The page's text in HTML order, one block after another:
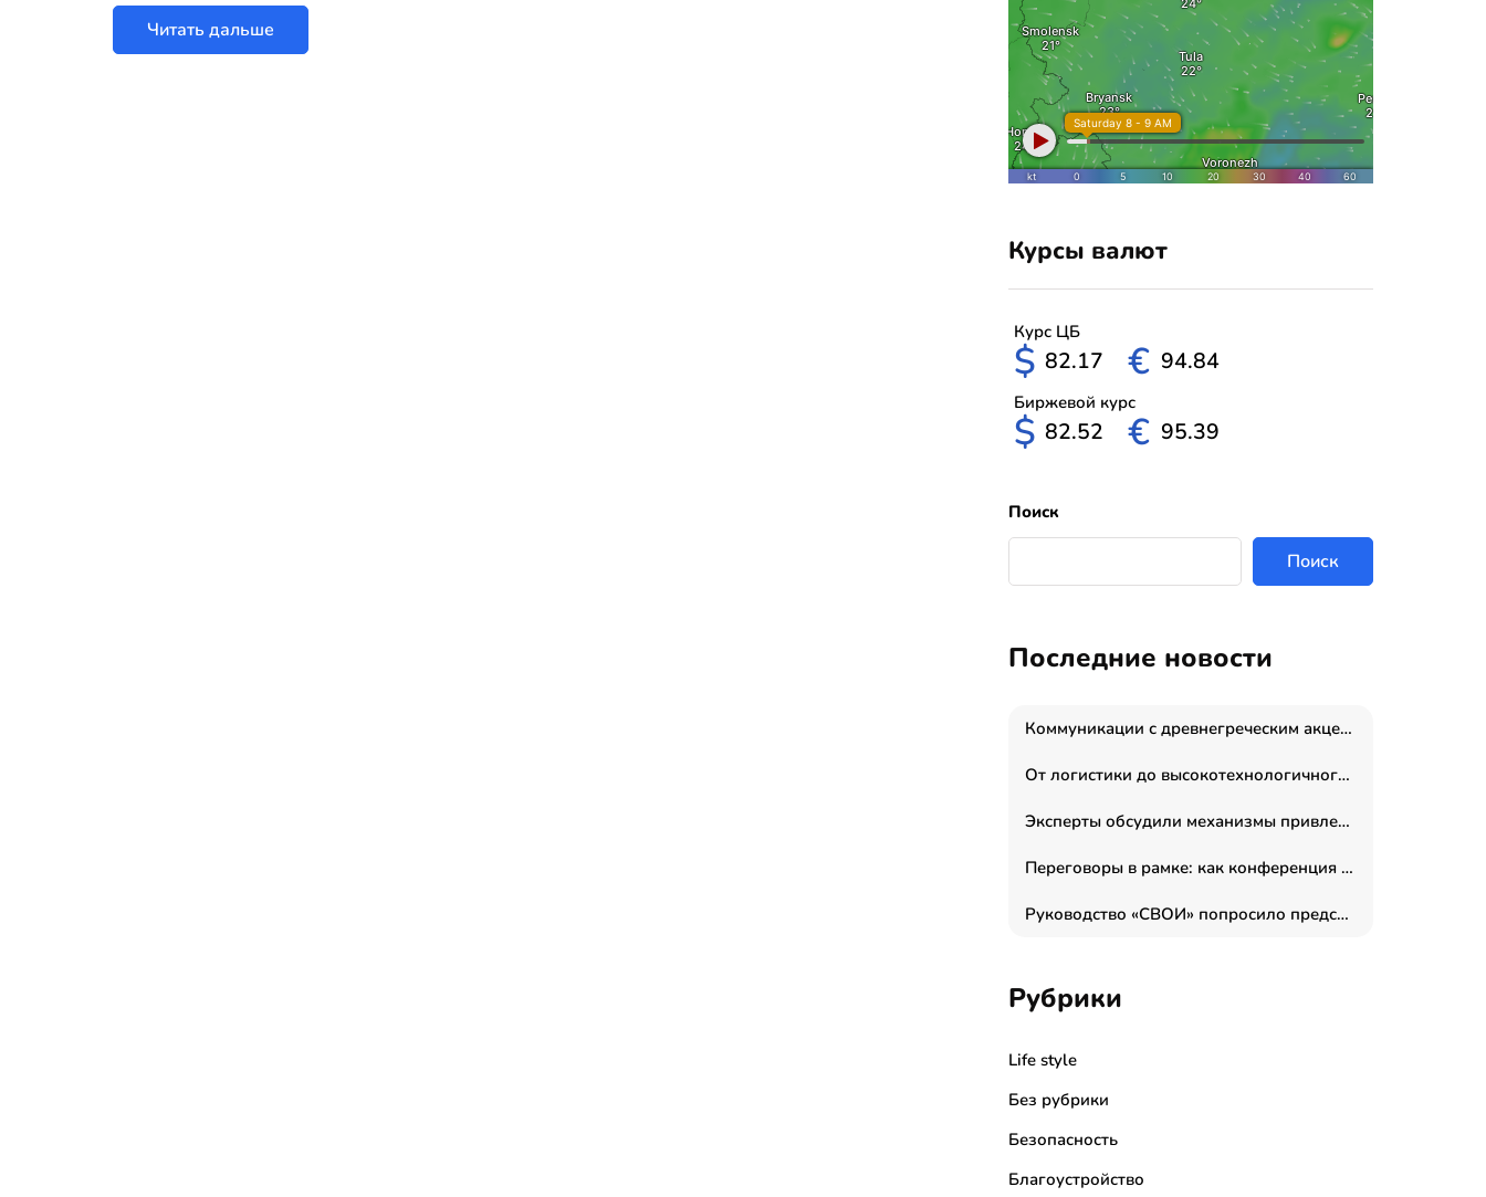
Читать дальше
Курсы валют
Курс ЦБ
$ 82.17 € 94.84
Биржевой курс
$ 82.52 € 95.39
Поиск
Поиск
Последние новости
Коммуникации с древнегреческим акцентом: медиаменеджер и журналист Владимир Дергачев запустил коммуникационное агентство «Сократ 2.0»
От логистики до высокотехнологичного производства: как основатель “гагаринга” выстраивает экосистему безопасности и гражданских БПЛА
Эксперты обсудили механизмы привлечения молодых специалистов в промышленные города
Переговоры в рамке: как конференция «Бизнес как искусство» переформатирует деловой этикет в стенах ТПП РФ
Руководство «СВОИ» попросило председателя СКР дать правовую оценку обысков в тыловом штабе
Рубрики
Life style
Без рубрики
Безопасность
Благоустройство